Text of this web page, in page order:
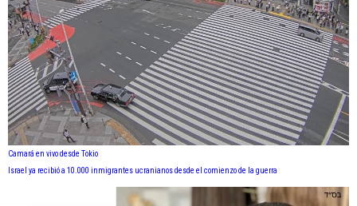
Camará en vivo desde Tokio
Israel ya recibió a 10.000 inmigrantes ucranianos desde el comienzo de la guerra